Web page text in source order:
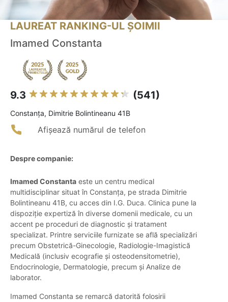
LAUREAT RANKING-UL ȘOIMII
Imamed Constanta
9.3 (541)
Constanţa, Dimitrie Bolintineanu 41B
Afișează numărul de telefon
Despre companie:
Imamed Constanta este un centru medical
multidisciplinar situat în Constanța, pe strada Dimitrie
Bolintineanu 41B, cu acces din I.G. Duca. Clinica pune la
dispoziție expertiză în diverse domenii medicale, cu un
accent pe proceduri de diagnostic și tratament
specializat. Printre serviciile furnizate se află specializări
precum Obstetrică-Ginecologie, Radiologie-Imagistică
Medicală (inclusiv ecografie și osteodensitometrie),
Endocrinologie, Dermatologie, precum și Analize de
laborator.
Imamed Constanta se remarcă datorită folosirii